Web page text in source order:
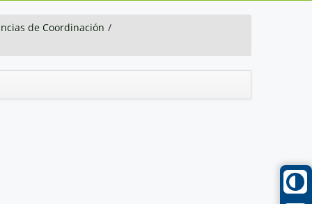
de Coordinación /